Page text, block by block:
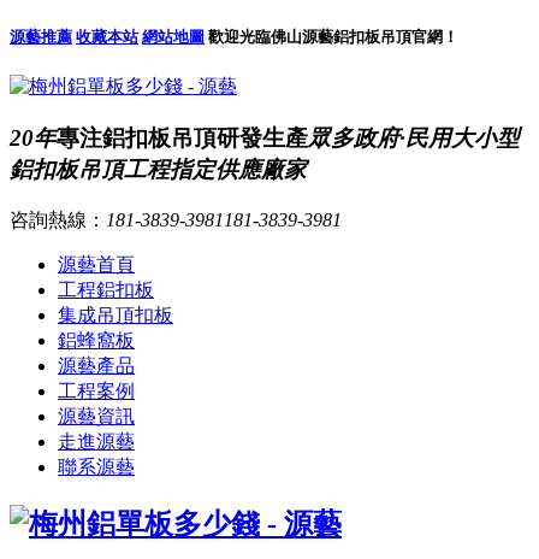
源藝推薦 收藏本站 網站地圖 歡迎光臨佛山源藝鋁扣板吊頂官網！
20年專注鋁扣板吊頂研發生產眾多政府·民用大小型
鋁扣板吊頂工程指定供應廠家
咨詢熱線： 181-3839-3981 181-3839-3981
源藝首頁
工程鋁扣板
集成吊頂扣板
鋁蜂窩板
源藝產品
工程案例
源藝資訊
走進源藝
聯系源藝